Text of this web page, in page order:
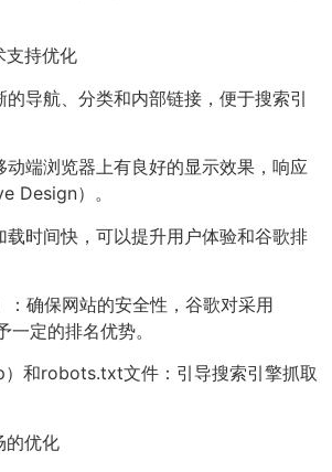
持优化
的导航、分类和内部链接，便于搜索引
动端浏览器上有良好的显示效果，响应
Design）。
载时间快，可以提升用户体验和谷歌排
：确保网站的安全性，谷歌对采用
一定的排名优势。
和robots.txt文件：引导搜索引擎抓取
优化